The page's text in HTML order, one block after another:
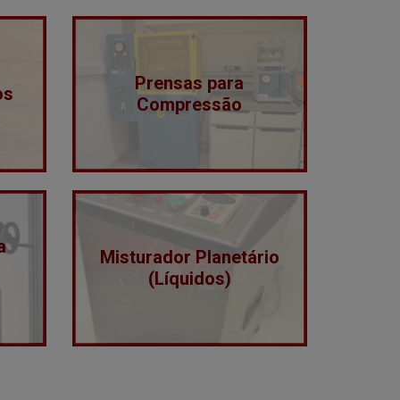
Prensas para
Compressão
Misturador Planetário
(Líquidos)